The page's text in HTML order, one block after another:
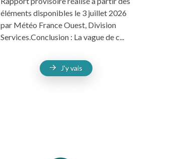
éléments disponibles le 3 juillet 2026
par Météo France Ouest, Division
Services.Conclusion : La vague de c...
J'y vais